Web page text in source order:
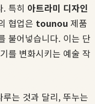
특히 아트라미 디자인
협업은 tounou 제품
불어넣습니다. 이는 단
를 변화시키는 예술 작
는 것과 달리, 뚜누는